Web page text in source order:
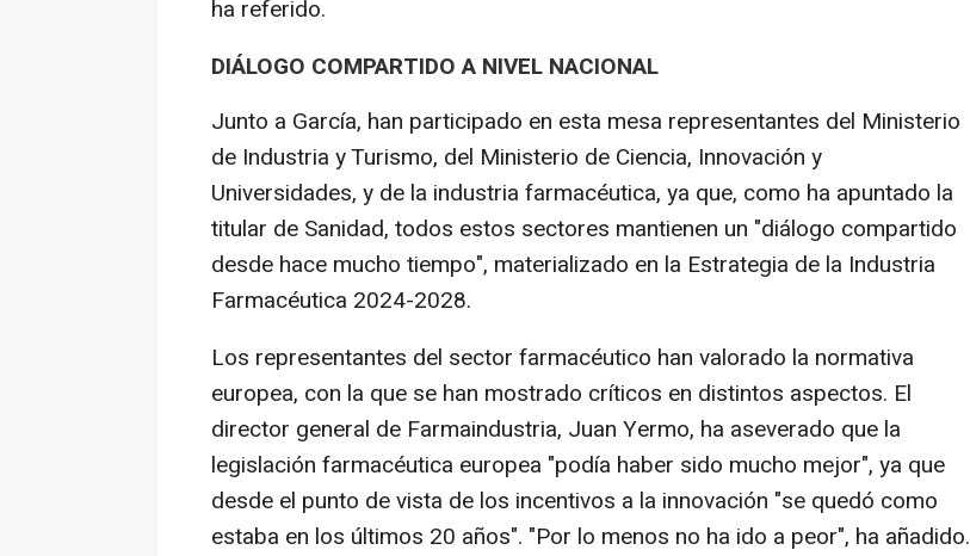
ha referido.
DIÁLOGO COMPARTIDO A NIVEL NACIONAL
Junto a García, han participado en esta mesa representantes del Ministerio
de Industria y Turismo, del Ministerio de Ciencia, Innovación y
Universidades, y de la industria farmacéutica, ya que, como ha apuntado la
titular de Sanidad, todos estos sectores mantienen un "diálogo compartido
desde hace mucho tiempo", materializado en la Estrategia de la Industria
Farmacéutica 2024-2028.
Los representantes del sector farmacéutico han valorado la normativa
europea, con la que se han mostrado críticos en distintos aspectos. El
director general de Farmaindustria, Juan Yermo, ha aseverado que la
legislación farmacéutica europea "podía haber sido mucho mejor", ya que
desde el punto de vista de los incentivos a la innovación "se quedó como
estaba en los últimos 20 años". "Por lo menos no ha ido a peor", ha añadido.